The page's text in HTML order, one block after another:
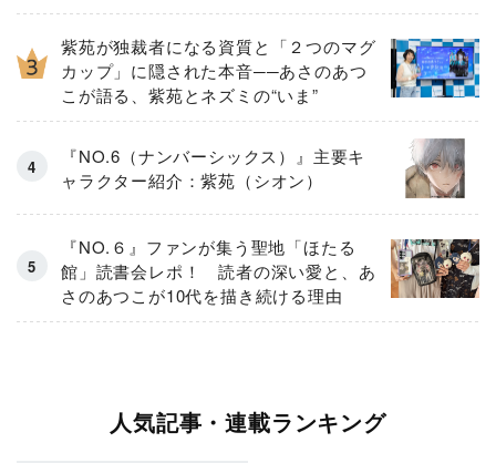
紫苑が独裁者になる資質と「２つのマグ
カップ」に隠された本音──あさのあつ
こが語る、紫苑とネズミの“いま”
『NO.6（ナンバーシックス）』主要キ
ャラクター紹介：紫苑（シオン）
『NO.６』ファンが集う聖地「ほたる
館」読書会レポ！ 読者の深い愛と、あ
さのあつこが10代を描き続ける理由
人気記事・連載ランキング